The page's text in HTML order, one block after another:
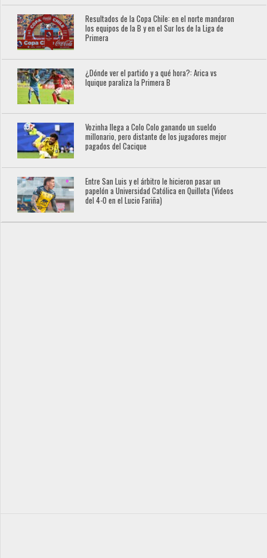
Resultados de la Copa Chile: en el norte mandaron
los equipos de la B y en el Sur los de la Liga de
Primera
¿Dónde ver el partido y a qué hora?: Arica vs
Iquique paraliza la Primera B
Vozinha llega a Colo Colo ganando un sueldo
millonario, pero distante de los jugadores mejor
pagados del Cacique
Entre San Luis y el árbitro le hicieron pasar un
papelón a Universidad Católica en Quillota (Videos
del 4-0 en el Lucio Fariña)